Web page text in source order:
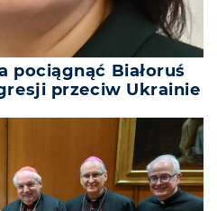
pociągnąć Białoruś
przeciw Ukrainie